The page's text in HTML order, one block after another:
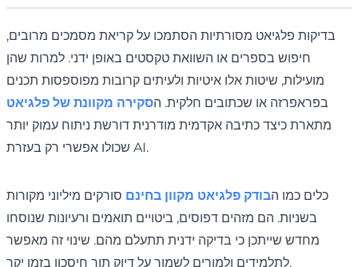
בדיקות פלגיאט מסורתיות הסתמכו על קריאת מסמכים מרובים,
חיפוש בספרים או השוואת טקסטים באופן ידני. למרות שהן
מועילות, שיטות אלו איטיות ולעיתים קרובות מפוספסות תכנים
בפראפרזה או שכתובים חלקית. הסקירה מקוונת של פלגיאט
מתארת כיצד כתיבה אקדמית מודרנית דורשת ניתוח עמוק יותר
שכולו אפשרי רק בעזרת AI.
כלים כמו הבודק פלגיאט מקוון בחינם סורקים מיליוני מקורות
בשניות. הם מזהים דפוסים, ביטויים תואמים ורעיונות שנוסחו
מחדש שייתכן כי בדיקה ידנית תתעלם מהם. שינוי זה מאפשר
לתלמידים ולמורים לשמור על דיוק תוך חיסכון בזמן יקר.